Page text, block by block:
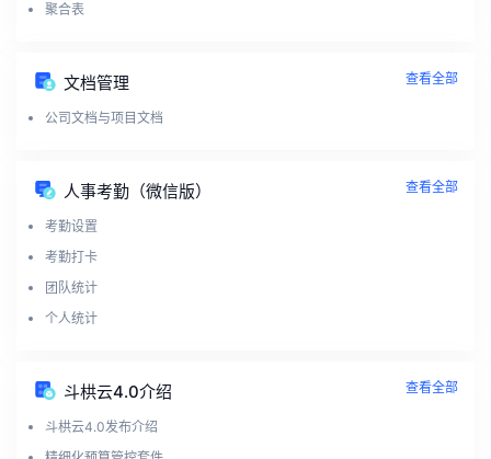
聚合表
文档管理 查看全部
公司文档与项目文档
人事考勤（微信版） 查看全部
考勤设置
考勤打卡
团队统计
个人统计
斗栱云4.0介绍 查看全部
斗栱云4.0发布介绍